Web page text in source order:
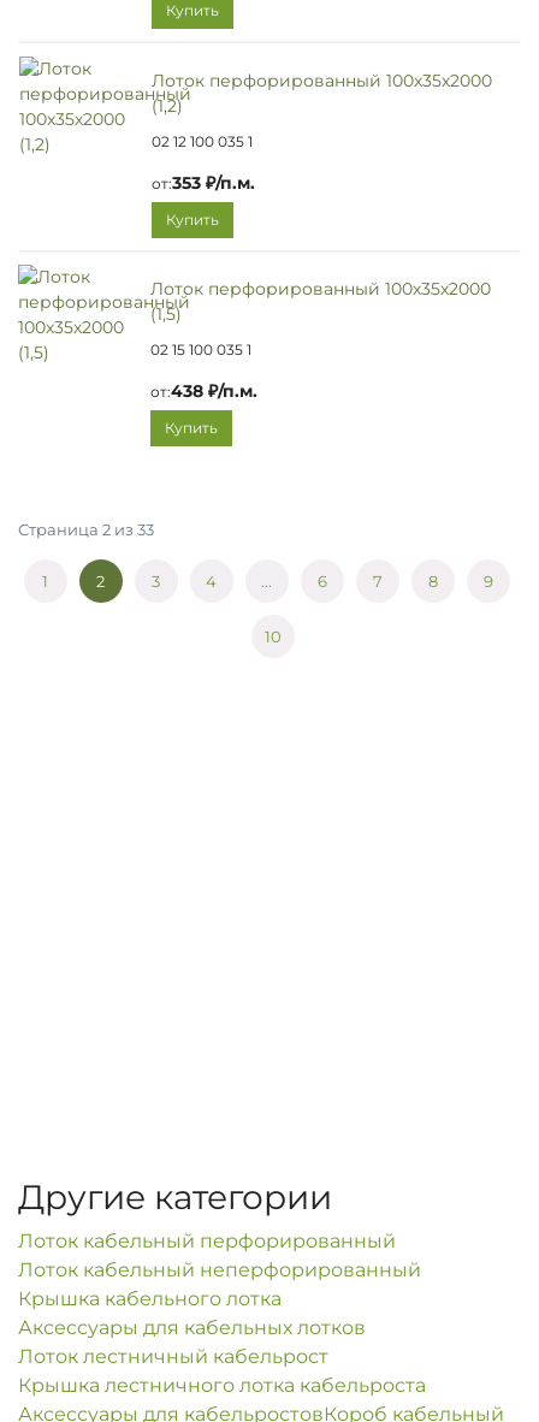
Купить
Лоток перфорированный 100х35х2000
(1,2)
02 12 100 035 1
от:353 ₽/п.м.
Купить
Лоток перфорированный 100х35х2000
(1,5)
02 15 100 035 1
от:438 ₽/п.м.
Купить
Страница 2 из 33
1 2 3 4 ... 6 7 8 9
10
Другие категории
Лоток кабельный перфорированный
Лоток кабельный неперфорированный
Крышка кабельного лотка
Аксессуары для кабельных лотков
Лоток лестничный кабельрост
Крышка лестничного лотка кабельроста
Аксессуары для кабельростовКороб кабельный